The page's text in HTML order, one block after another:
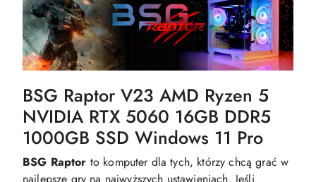
BSG Raptor V23 AMD Ryzen 5
NVIDIA RTX 5060 16GB DDR5
1000GB SSD Windows 11 Pro
BSG Raptor to komputer dla tych, którzy chcą grać w
najlepsze gry na najwyższych ustawieniach. Jeśli